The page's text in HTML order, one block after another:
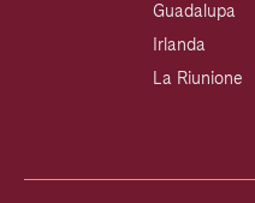
Guadalupa
Irlanda
La Riunione